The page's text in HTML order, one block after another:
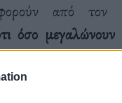
από τον
όσο μεγαλώνουν